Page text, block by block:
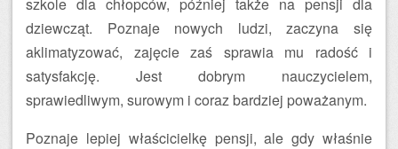
dziewcząt. Poznaje nowych ludzi, zaczyna się
aklimatyzować, zajęcie zaś sprawia mu radość i
satysfakcję. Jest dobrym nauczycielem,
sprawiedliwym, surowym i coraz bardziej poważanym.
Poznaje lepiej właścicielkę pensji, ale gdy właśnie